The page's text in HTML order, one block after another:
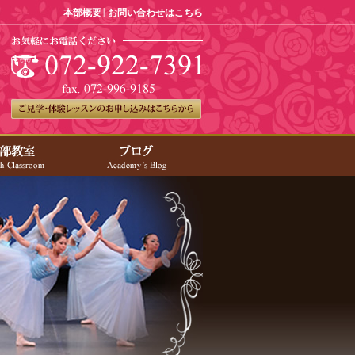
本部概要 お問い合わせはこちら